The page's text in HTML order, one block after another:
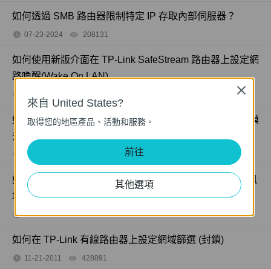
如何透過 SMB 路由器限制特定 IP 存取內部伺服器？
07-23-2024 208131
如何使用新版介面在 TP-Link SafeStream 路由器上設定網
路喚醒(Wake On LAN)
如何在透過 Omada 路由器上設定 MAC 過濾（獨立管理模
式）
11-06-2024 views
如何透過 Omada 路由器上設定 NAT Virtual Server（通訊
埠轉發）功能（獨立管理模式）
03-28-2025 276697views
如何在 TP-Link 有線路由器上設定網域篩選 (封鎖)
11-21-2011 428091
來自 United States?
取得您的地區產品、活動和服務。
前往
其他選項
Close